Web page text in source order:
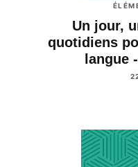
Un jour,
quotidiens
langue